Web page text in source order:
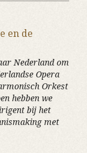
en de
Nederland om
Opera
Orkest
hebben we
bij het
met